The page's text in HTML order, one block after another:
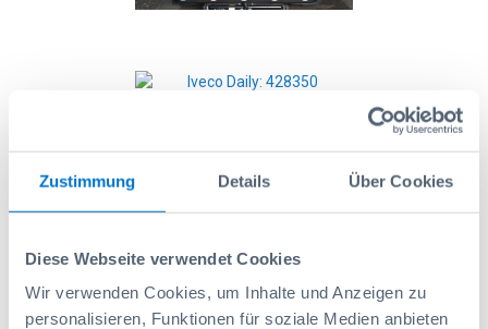
Zustimmung Details Über Cookies
Diese Webseite verwendet Cookies
Wir verwenden Cookies, um Inhalte und Anzeigen zu
personalisieren, Funktionen für soziale Medien anbieten